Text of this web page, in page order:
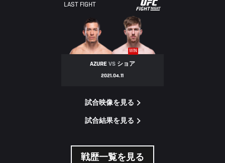
LAST FIGHT
UFC
FIGHT
NIGHT
WIN
AZURE VSショア
2021.04.11
試合映像を見る
試合結果を見る
戦歴一覧を見る